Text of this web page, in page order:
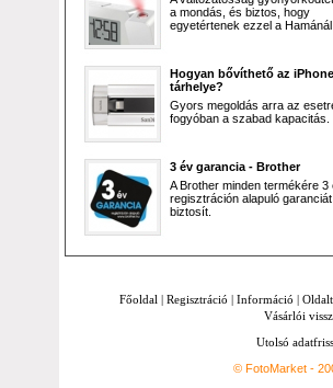
a mondás, és biztos, hogy
egyetértenek ezzel a
Hogyan bővíthető az iPhone
tárhelye?
Gyors megoldás arra az
fogyóban a szabad kapacitás.
3 év garancia - Brother
A Brother minden termékére 3
regisztráción alapuló garanciát
biztosít.
Főoldal | Regisztráció | Információ |
Vásárlói
Utolsó
© FotoMarket -